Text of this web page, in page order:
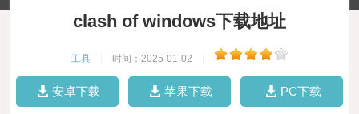
clash of windows下载地址
工具 时间：2025-01-02
安卓下载 苹果下载 PC下载